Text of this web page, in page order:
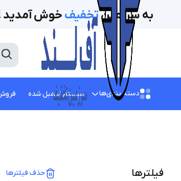
به سرزمینتخفیف‌خوش آمدید
دسته بندی‌ها سیستم اسمبل شده
فیلتر‌ها حذف فیلترها